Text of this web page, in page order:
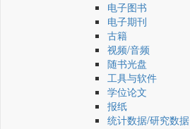
电子图书
电子期刊
古籍
视频/音频
随书光盘
工具与软件
学位论文
报纸
统计数据/研究数据